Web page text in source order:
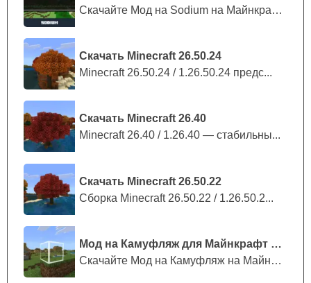
Скачайте Мод на Sodium на Майнкрафт П...
Скачать Minecraft 26.50.24
Minecraft 26.50.24 / 1.26.50.24 предс...
Скачать Minecraft 26.40
Minecraft 26.40 / 1.26.40 — стабильны...
Скачать Minecraft 26.50.22
Сборка Minecraft 26.50.22 / 1.26.50.2...
Мод на Камуфляж для Майнкрафт ПЕ
Скачайте Мод на Камуфляж на Майнкрафт...